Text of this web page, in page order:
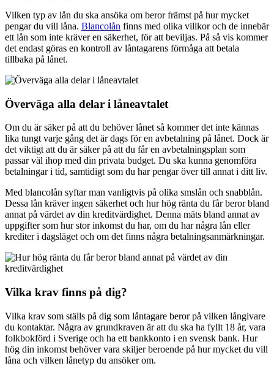
Vilken typ av lån du ska ansöka om beror främst på hur mycket
pengar du vill låna. Blancolån finns med olika villkor och de innebär
ett lån som inte kräver en säkerhet, för att beviljas. På så vis kommer
det endast göras en kontroll av låntagarens förmåga att betala
tillbaka på lånet.
Överväga alla delar i låneavtalet
Om du är säker på att du behöver lånet så kommer det inte kännas
lika tungt varje gång det är dags för en avbetalning på lånet. Dock är
det viktigt att du är säker på att du får en avbetalningsplan som
passar väl ihop med din privata budget. Du ska kunna genomföra
betalningar i tid, samtidigt som du har pengar över till annat i ditt liv.
Med blancolån syftar man vanligtvis på olika smslån och snabblån.
Dessa lån kräver ingen säkerhet och hur hög ränta du får beror bland
annat på värdet av din kreditvärdighet. Denna mäts bland annat av
uppgifter som hur stor inkomst du har, om du har några lån eller
krediter i dagsläget och om det finns några betalningsanmärkningar.
Vilka krav finns på dig?
Vilka krav som ställs på dig som låntagare beror på vilken långivare
du kontaktar. Några av grundkraven är att du ska ha fyllt 18 år, vara
folkbokförd i Sverige och ha ett bankkonto i en svensk bank. Hur
hög din inkomst behöver vara skiljer beroende på hur mycket du vill
låna och vilken lånetyp du ansöker om.